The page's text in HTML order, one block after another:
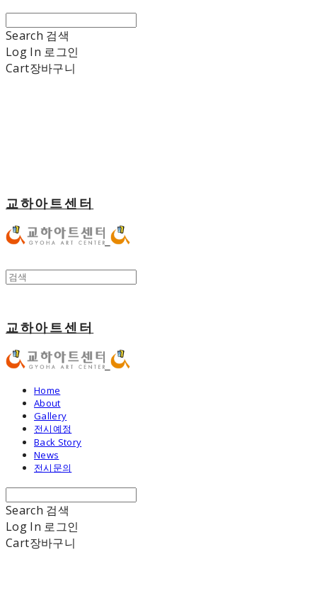
Search 검색
Log In 로그인
Cart장바구니
교하아트센터
교하아트센터
Home
About
Gallery
전시예정
Back Story
News
전시문의
Search 검색
Log In 로그인
Cart장바구니